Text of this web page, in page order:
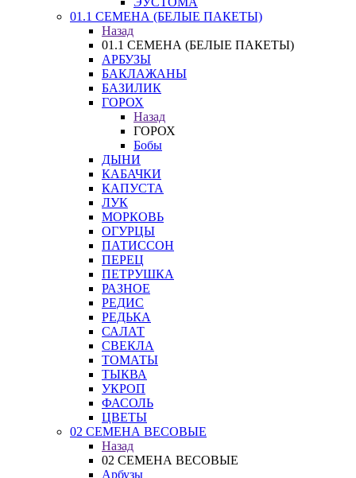
01.1 СЕМЕНА (БЕЛЫЕ ПАКЕТЫ)
Назад
01.1 СЕМЕНА (БЕЛЫЕ ПАКЕТЫ)
АРБУЗЫ
БАКЛАЖАНЫ
БАЗИЛИК
ГОРОХ
Назад
ГОРОХ
Бобы
ДЫНИ
КАБАЧКИ
КАПУСТА
ЛУК
МОРКОВЬ
ОГУРЦЫ
ПАТИССОН
ПЕРЕЦ
ПЕТРУШКА
РАЗНОЕ
РЕДИС
РЕДЬКА
САЛАТ
СВЕКЛА
ТОМАТЫ
ТЫКВА
УКРОП
ФАСОЛЬ
ЦВЕТЫ
02 СЕМЕНА ВЕСОВЫЕ
Назад
02 СЕМЕНА ВЕСОВЫЕ
Арбузы